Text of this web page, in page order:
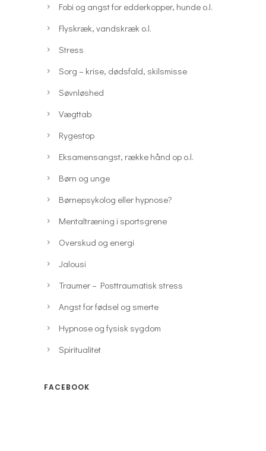
Fobi og angst for edderkopper, hunde o.l.
Flyskræk, vandskræk o.l.
Stress
Sorg – krise, dødsfald, skilsmisse
Søvnløshed
Vægttab
Rygestop
Eksamensangst, række hånd op o.l.
Børn og unge
Børnepsykolog eller hypnose?
Mentaltræning i sportsgrene
Overskud og energi
Jalousi
Traumer – Posttraumatisk stress
Angst for fødsel og smerte
Hypnose og fysisk sygdom
Spiritualitet
FACEBOOK